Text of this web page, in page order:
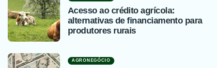
Acesso ao crédito agrícola:
alternativas de financiamento para
produtores rurais
AGRONEGÓCIO